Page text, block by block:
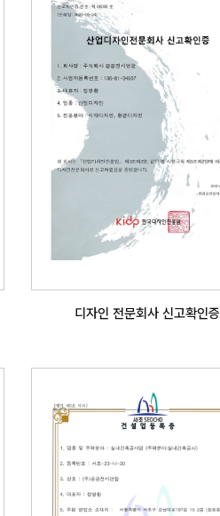
디자인 전문회사 신고확인증